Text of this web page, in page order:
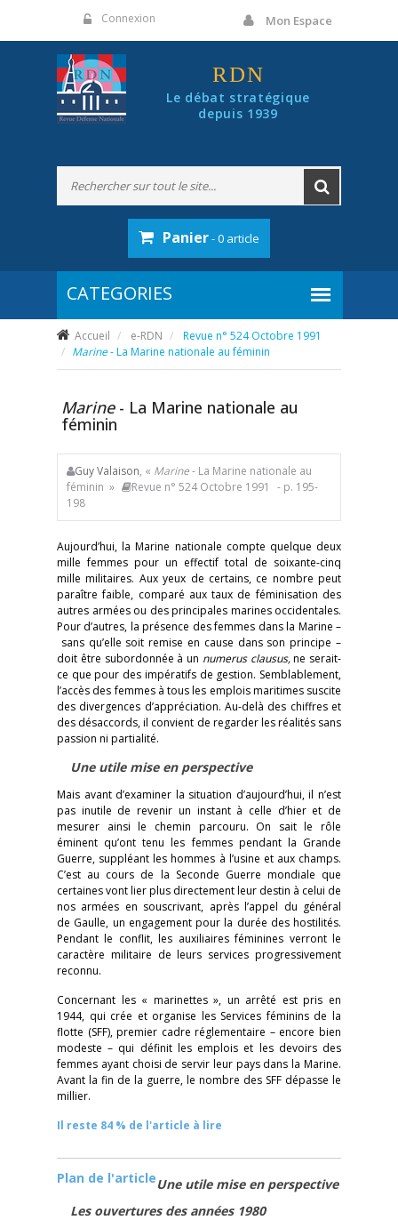
Connexion Mon Espace
RDN
Le débat stratégique
depuis 1939
Panier- 0 article
Accueil e-RDN
Revue n° 524 Octobre 1991
Marine- La Marine nationale au féminin
Marine - La Marine nationale au
féminin
Guy Valaison, « Marine- La Marine nationale au
féminin »
Revue n° 524 Octobre 1991
- p. 195-
198
Aujourd’hui, la Marine nationale compte quelque deux
mille femmes pour un effectif total de soixante-cinq
mille militaires. Aux yeux de certains, ce nombre peut
paraître faible, comparé aux taux de féminisation des
autres armées ou des principales marines occidentales.
Pour d’autres, la présence des femmes dans la Marine –
sans qu’elle soit remise en cause dans son principe –
doit être subordonnée à un numerus clausus,ne serait-
ce que pour des impératifs de gestion. Semblablement,
l’accès des femmes à tous les emplois maritimes suscite
des divergences d’appréciation. Au-delà des chiffres et
des désaccords, il convient de regarder les réalités sans
passion ni partialité.
Une utile mise en perspective
Mais avant d’examiner la situation d’aujourd’hui, il n’est
pas inutile de revenir un instant à celle d’hier et de
mesurer ainsi le chemin parcouru. On sait le rôle
éminent qu’ont tenu les femmes pendant la Grande
Guerre, suppléant les hommes à l’usine et aux champs.
C’est au cours de la Seconde Guerre mondiale que
certaines vont lier plus directement leur destin à celui de
nos armées en souscrivant, après l’appel du général
de Gaulle, un engagement pour la durée des hostilités.
Pendant le conflit, les auxiliaires féminines verront le
caractère militaire de leurs services progressivement
reconnu.
Concernant les « marinettes », un arrêté est pris en
1944, qui crée et organise les Services féminins de la
flotte (SFF), premier cadre réglementaire – encore bien
modeste – qui définit les emplois et les devoirs des
femmes ayant choisi de servir leur pays dans la Marine.
Avant la fin de la guerre, le nombre des SFF dépasse le
millier.
Il reste 84 % de l'article à lire
Plan de l'articleUne utile mise en perspective
Les ouvertures des années 1980